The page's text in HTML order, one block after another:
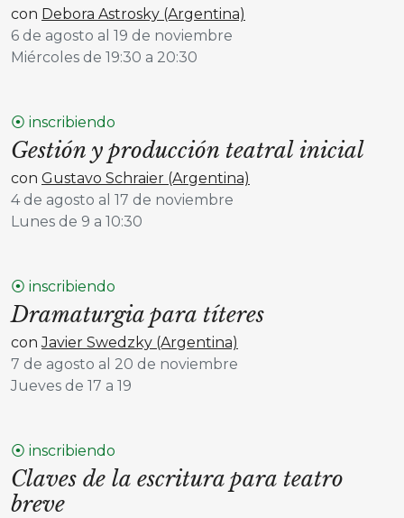
con Debora Astrosky (Argentina)
6 de agosto al 19 de noviembre
Miércoles de 19:30 a 20:30
⦿ inscribiendo
Gestión y producción teatral inicial
con Gustavo Schraier (Argentina)
4 de agosto al 17 de noviembre
Lunes de 9 a 10:30
⦿ inscribiendo
Dramaturgia para títeres
conJavier Swedzky (Argentina)
7 de agosto al 20 de noviembre
Jueves de 17 a 19
⦿ inscribiendo
Claves de la escritura para teatro
breve